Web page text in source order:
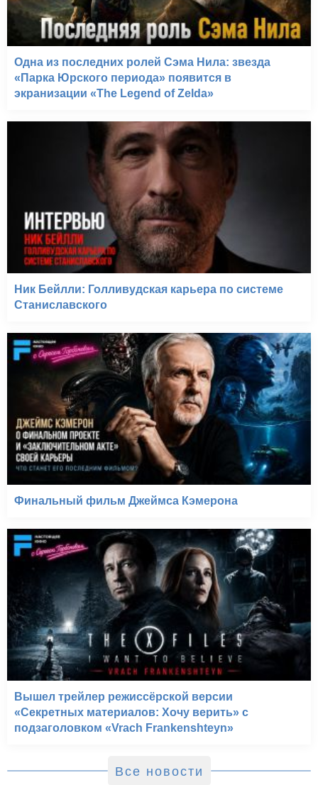
Одна из последних ролей Сэма Нила: звезда
«Парка Юрского периода» появится в
экранизации «The Legend of Zelda»
Ник Бейлли: Голливудская карьера по системе
Станиславского
Финальный фильм Джеймса Кэмерона
Вышел трейлер режиссёрской версии
«Секретных материалов: Хочу верить» с
подзаголовком «Vrach Frankenshteyn»
Все новости